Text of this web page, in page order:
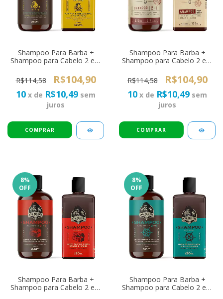
Shampoo Para Barba +
Shampoo para Cabelo 2 em
R$114,58
R$104,90
10 x de R$10,49 sem
juros
Shampoo Para Barba +
Shampoo para Cabelo 2 em
Blinders
R$114,58 R$104,90
10 x de R$10,49 sem
juros
8%
OFF
Shampoo Para Barba +
Shampoo para Cabelo 2 em
8%
OFF
Shampoo Para Barba +
Shampoo para Cabelo 2 em